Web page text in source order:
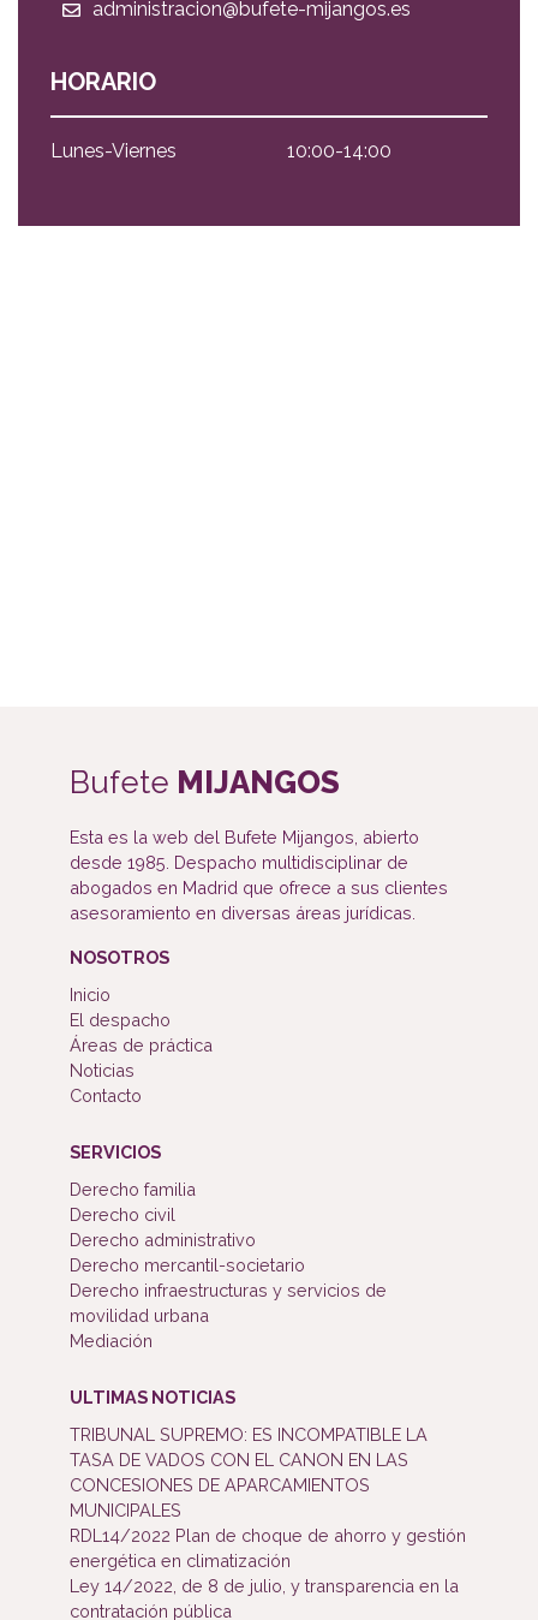
administracion@bufete-mijangos.es
HORARIO
Lunes-Viernes 10:00-14:00
Bufete MIJANGOS
Esta es la web del Bufete Mijangos, abierto
desde 1985. Despacho multidisciplinar de
abogados en Madrid que ofrece a sus clientes
asesoramiento en diversas áreas jurídicas.
NOSOTROS
Inicio
El despacho
Áreas de práctica
Noticias
Contacto
SERVICIOS
Derecho familia
Derecho civil
Derecho administrativo
Derecho mercantil-societario
Derecho infraestructuras y servicios de
movilidad urbana
Mediación
ULTIMAS NOTICIAS
TRIBUNAL SUPREMO: ES INCOMPATIBLE LA
TASA DE VADOS CON EL CANON EN LAS
CONCESIONES DE APARCAMIENTOS
MUNICIPALES
RDL14/2022 Plan de choque de ahorro y gestión
energética en climatización
Ley 14/2022, de 8 de julio, y transparencia en la
contratación pública